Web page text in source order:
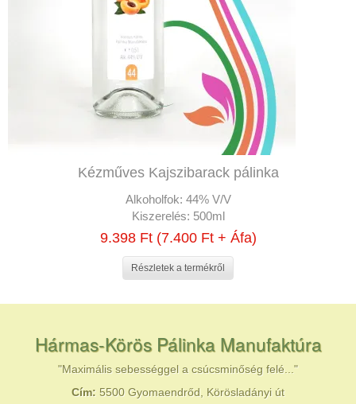
Kézműves Kajszibarack pálinka
Alkoholfok: 44% V/V
Kiszerelés: 500ml
9.398 Ft (7.400 Ft + Áfa)
Részletek a termékről
Hármas-Körös Pálinka Manufaktúra
"Maximális sebességgel a csúcsminőség felé..."
Cím: 5500 Gyomaendrőd, Körösladányi út